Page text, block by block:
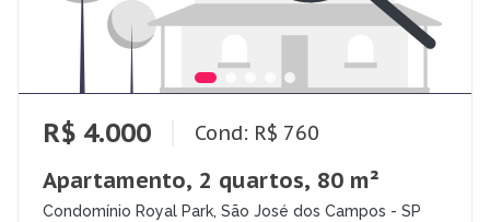
R$ 4.000 Cond: R$ 760
Apartamento, 2 quartos, 80 m²
Condomínio Royal Park, São José dos Campos - SP